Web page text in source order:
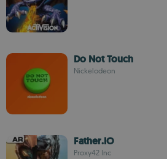
Do Not Touch
Nickelodeon
Father.IO
Proxy42 Inc